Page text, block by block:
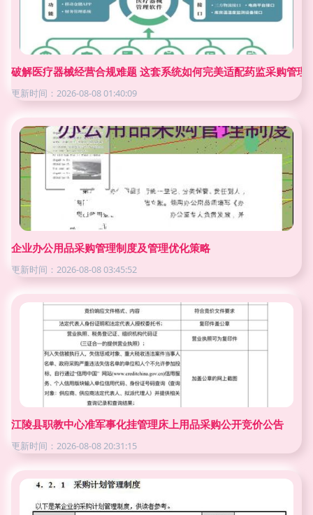
破解医疗器械经营合规难题 这套系统如何完美适配药监采购管理
更新时间：2026-08-08 01:40:09
企业办公用品采购管理制度及管理优化策略
更新时间：2026-08-08 03:45:52
江陵县职教中心准军事化挂管理床上用品采购公开竞价公告
更新时间：2026-08-08 20:31:15